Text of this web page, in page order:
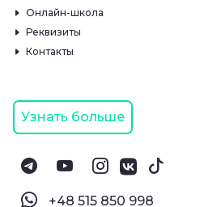
Онлайн-школа
Реквизиты
Контакты
Узнать больше
‪+48 515 850 998‬